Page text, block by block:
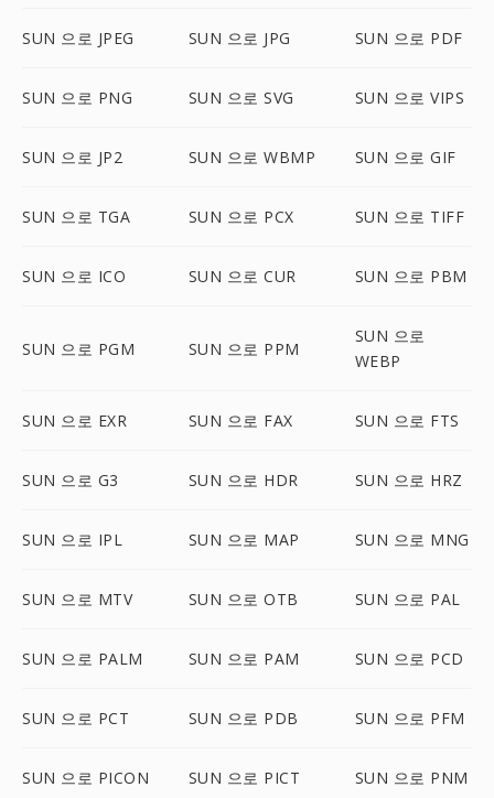
SUN 으로 JPEG SUN 으로 JPG SUN 으로 PDF
SUN 으로 PNG SUN 으로 SVG SUN 으로 VIPS
SUN 으로 JP2 SUN 으로 WBMP SUN 으로 GIF
SUN 으로 TGA SUN 으로 PCX SUN 으로 TIFF
SUN 으로 ICO SUN 으로 CUR SUN 으로 PBM
SUN 으로 PGM SUN 으로 PPM
SUN 으로
WEBP
SUN 으로 EXR SUN 으로 FAX SUN 으로 FTS
SUN 으로 G3 SUN 으로 HDR SUN 으로 HRZ
SUN 으로 IPL SUN 으로 MAP SUN 으로 MNG
SUN 으로 MTV SUN 으로 OTB SUN 으로 PAL
SUN 으로 PALM SUN 으로 PAM SUN 으로 PCD
SUN 으로 PCT SUN 으로 PDB SUN 으로 PFM
SUN 으로 PICON SUN 으로 PICT SUN 으로 PNM